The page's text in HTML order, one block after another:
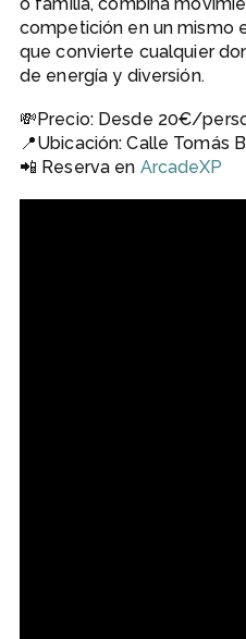
competición en un mismo
que convierte cualquier
de energía y diversión.
💸Precio: Desde 20€/
📍Ubicación: Calle Tomás
📲 Reserva en ArcadeXP